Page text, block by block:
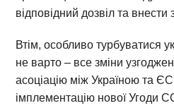
відповідний дозвіл та внести
Втім, особливо турбуватися
не варто – все зміни
асоціацію між Україною та
імплементацію нової Угоди